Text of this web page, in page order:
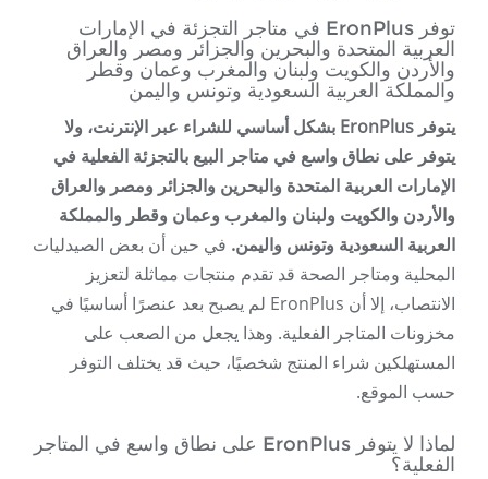
توفر EronPlus في متاجر التجزئة في الإمارات
العربية المتحدة والبحرين والجزائر ومصر والعراق
والأردن والكويت ولبنان والمغرب وعمان وقطر
والمملكة العربية السعودية وتونس واليمن
يتوفر EronPlus بشكل أساسي للشراء عبر الإنترنت، ولا
يتوفر على نطاق واسع في متاجر البيع بالتجزئة الفعلية في
الإمارات العربية المتحدة والبحرين والجزائر ومصر والعراق
والأردن والكويت ولبنان والمغرب وعمان وقطر والمملكة
العربية السعودية وتونس واليمن. في حين أن بعض الصيدليات
المحلية ومتاجر الصحة قد تقدم منتجات مماثلة لتعزيز
الانتصاب، إلا أن EronPlus لم يصبح بعد عنصرًا أساسيًا في
مخزونات المتاجر الفعلية. وهذا يجعل من الصعب على
المستهلكين شراء المنتج شخصيًا، حيث قد يختلف التوفر
حسب الموقع.
لماذا لا يتوفر EronPlus على نطاق واسع في المتاجر
الفعلية؟